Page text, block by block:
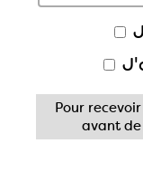
Pour
avant